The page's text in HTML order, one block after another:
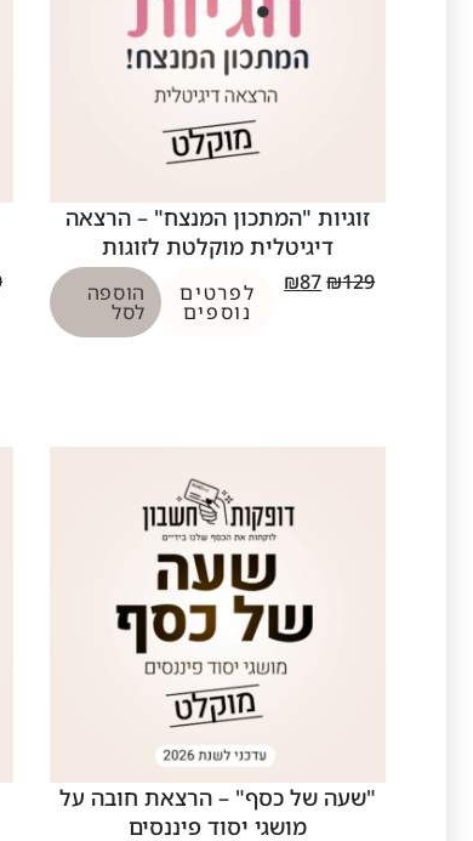
זוגיות "המתכון המנצח" – הרצאה
דיגיטלית מוקלטת לזוגות
₪129
₪87 לפרטים
נוספים
הוספה
לסל
"שעה של כסף" – הרצאת חובה על
מושגי יסוד פיננסים